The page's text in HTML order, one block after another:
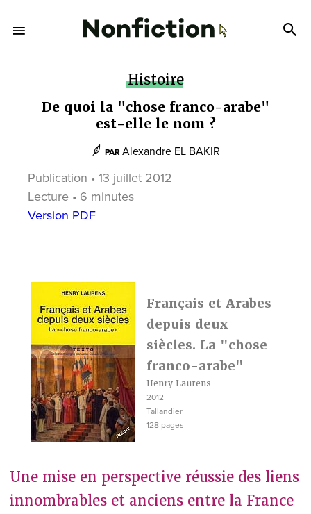
Histoire
De quoi la "chose franco-arabe"
est-elle le nom ?
PAR Alexandre EL BAKIR
Publication • 13 juillet 2012
Lecture • 6 minutes
Version PDF
Français et Arabes
depuis deux
siècles. La "chose
franco-arabe"
Henry Laurens
2012
Tallandier
128 pages
Une mise en perspective réussie des liens
innombrables et anciens entre la France